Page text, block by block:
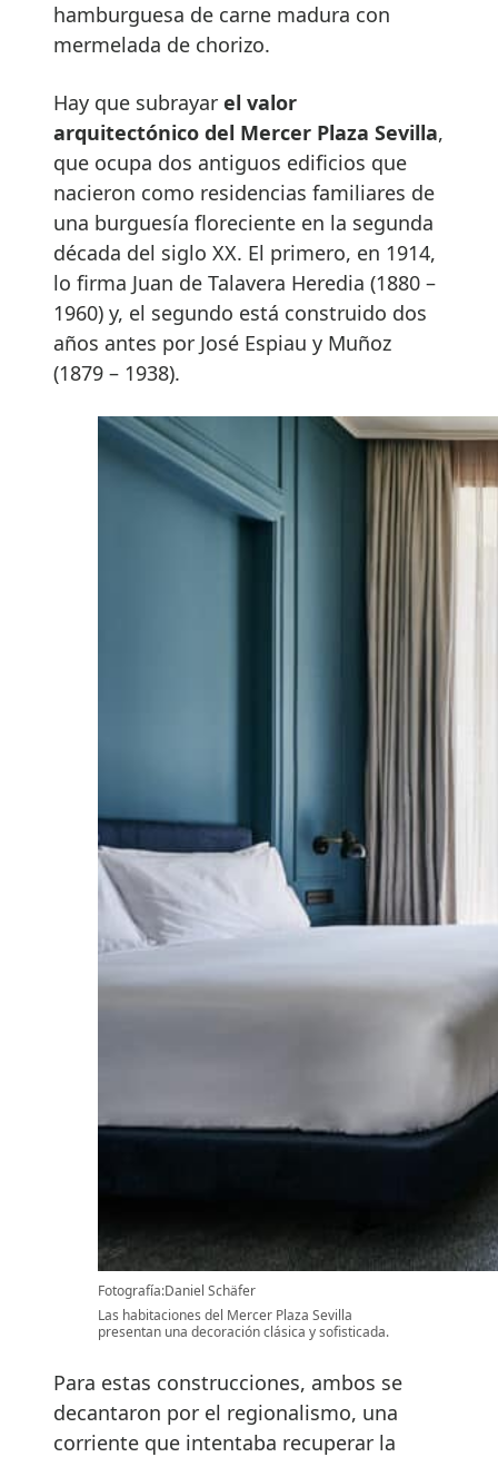
hamburguesa de carne madura con
mermelada de chorizo.
Hay que subrayar el valor
arquitectónico del Mercer Plaza Sevilla,
que ocupa dos antiguos edificios que
nacieron como residencias familiares de
una burguesía floreciente en la segunda
década del siglo XX. El primero, en 1914,
lo firma Juan de Talavera Heredia (1880 –
1960) y, el segundo está construido dos
años antes por José Espiau y Muñoz
(1879 – 1938).
Fotografía:Daniel Schäfer
Las habitaciones del Mercer Plaza Sevilla
presentan una decoración clásica y sofisticada.
Para estas construcciones, ambos se
decantaron por el regionalismo, una
corriente que intentaba recuperar la